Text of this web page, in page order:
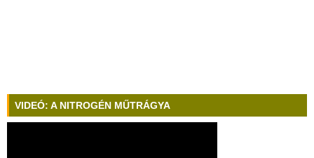
VIDEÓ: A NITROGÉN MŰTRÁGYA